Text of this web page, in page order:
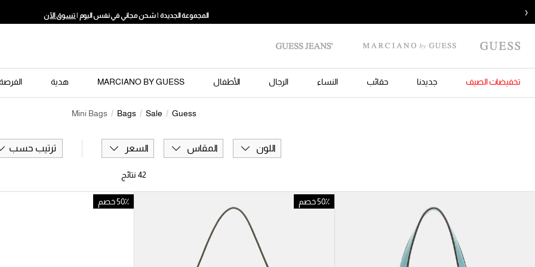
‹ المجموعة الجديدة | شحن مجاني في نفس اليوم | تسوق الآن
تخفيضات الصيف جديدنا حقائب النساء الرجال الأطفال MARCIANO BY GUESS هدية الفرصة
Guess
Sale
Bags
Mini Bags
اللون المقاس السعر ترتيب حسب
42 نتائج
50٪ خصم 50٪ خصم